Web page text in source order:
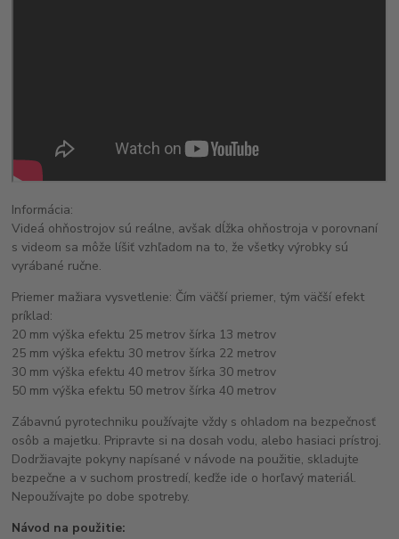
Informácia:
Videá ohňostrojov sú reálne, avšak dĺžka ohňostroja v porovnaní
s videom sa môže líšiť vzhľadom na to, že všetky výrobky sú
vyrábané ručne.
Priemer mažiara vysvetlenie: Čím väčší priemer, tým väčší efekt
príklad:
20 mm výška efektu 25 metrov šírka 13 metrov
25 mm výška efektu 30 metrov šírka 22 metrov
30 mm výška efektu 40 metrov šírka 30 metrov
50 mm výška efektu 50 metrov šírka 40 metrov
Zábavnú pyrotechniku používajte vždy s ohladom na bezpečnosť
osôb a majetku. Pripravte si na dosah vodu, alebo hasiaci prístroj.
Dodržiavajte pokyny napísané v návode na použitie, skladujte
bezpečne a v suchom prostredí, keďže ide o horľavý materiál.
Nepoužívajte po dobe spotreby.
Návod na použitie: